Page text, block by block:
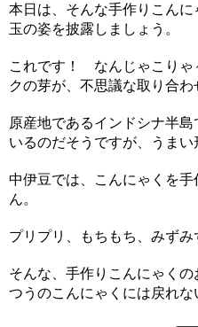
本日は、そんな手作りこんに
玉の姿を披露しましょう。
これです！ なんじゃこりゃ
クの芽が、不思議な取り合わ
原産地であるインドシナ半
いるのだそうですが、うまい
中伊豆では、こんにゃくを
ん。
プリプリ、もちもち、みずみ
そんな、手作りこんにゃく
つうのこんにゃくには戻れな